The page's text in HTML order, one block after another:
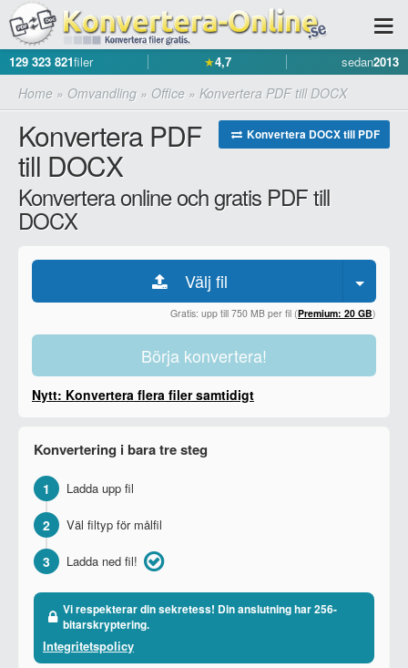
129 323 821filer ★4,7 sedan2013
Home » Omvandling » Office » Konvertera PDF till DOCX
Konvertera DOCX till PDF
Konvertera PDF
till DOCX
Konvertera online och gratis PDF till
DOCX
Välj fil
Gratis: upp till 750 MB per fil (Premium: 20 GB)
Börja konvertera!
Nytt: Konvertera flera filer samtidigt
Konvertering i bara tre steg
1 Ladda upp fil
2 Väl filtyp för målfil
3 Ladda ned fil!
Vi respekterar din sekretess! Din anslutning har 256-
bitarskryptering.
Integritetspolicy